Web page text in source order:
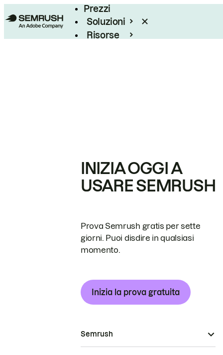
Prezzi
Soluzioni
Risorse
INIZIA OGGI A
USARE SEMRUSH
Prova Semrush gratis per sette
giorni. Puoi disdire in qualsiasi
momento.
Inizia la prova gratuita
Semrush